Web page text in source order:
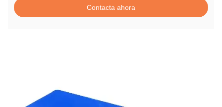
Contacta ahora